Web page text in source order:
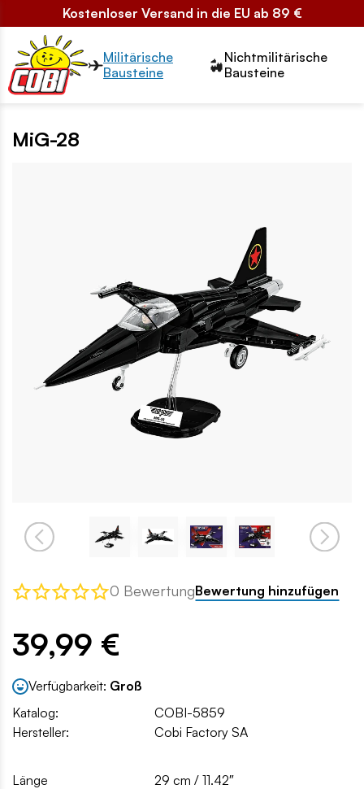
Kostenloser Versand in die EU ab 89 €
Przełącznik segmentów2
Militärische
Bausteine
Nichtmilitärische
Bausteine
MiG-28
0 BewertungBewertung hinzufügen
39,99 €
Verfügbarkeit: Groß
Katalog:
COBI-5859
Hersteller:
Cobi Factory SA
Länge
29 cm / 11.42″